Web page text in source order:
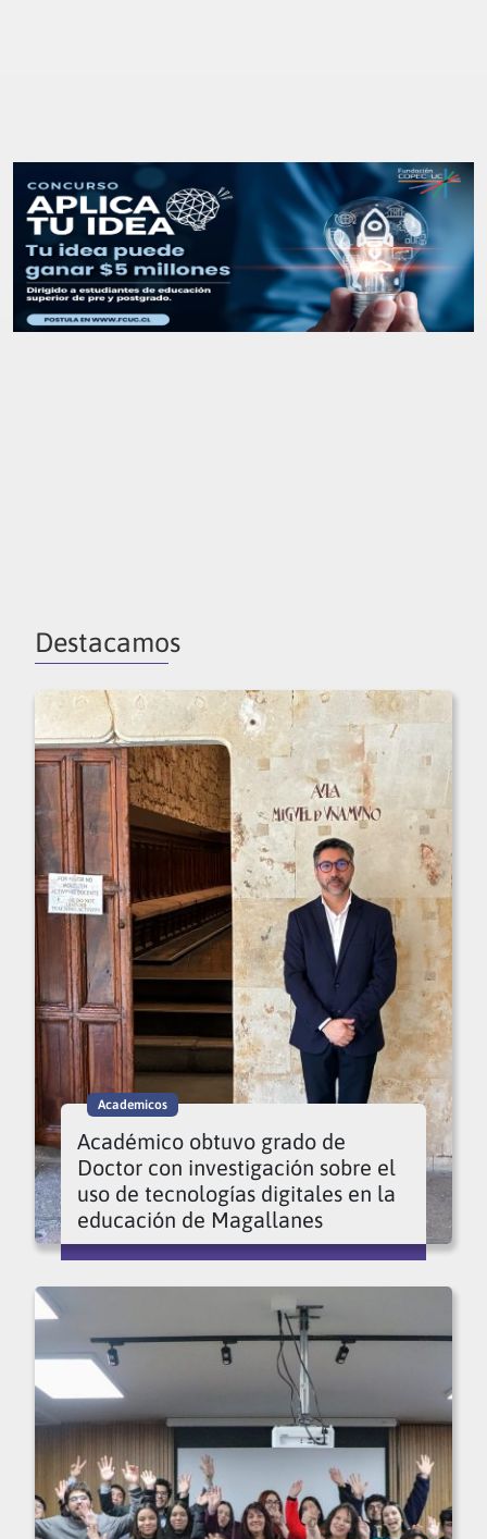
Destacamos
Academicos
Académico obtuvo grado de
Doctor con investigación sobre el
uso de tecnologías digitales en la
educación de Magallanes